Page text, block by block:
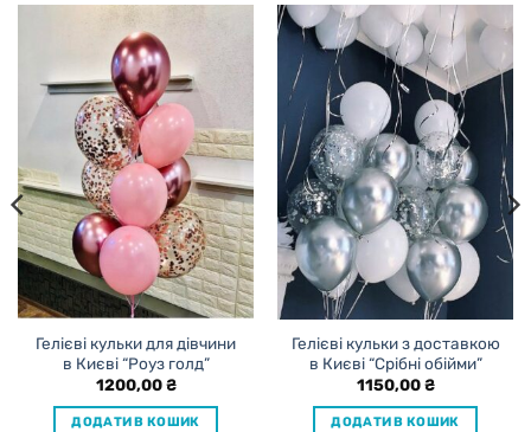
Гелієві кульки для дівчини
в Києві “Роуз голд”
1200,00₴
ДОДАТИ В КОШИК
Гелієві кульки з доставкою
в Києві “Срібні обійми”
1150,00₴
ДОДАТИ В КОШИК